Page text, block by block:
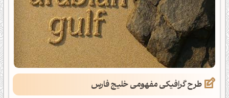
طرح گرافیکی مفهومی خلیج فارس